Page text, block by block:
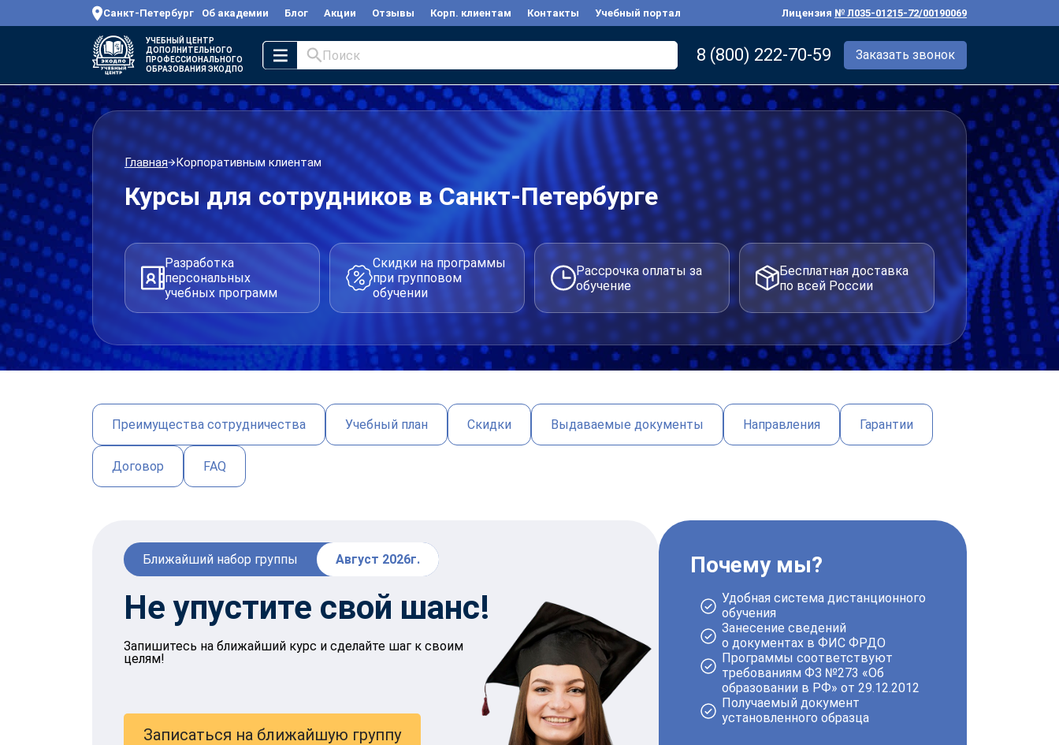
Санкт-Петербург Об академии Блог Акции Отзывы Корп. клиентам Контакты Учебный портал Лицензия № Л035-01215-72/00190069
УЧЕБНЫЙ ЦЕНТР
ДОПОЛНИТЕЛЬНОГО
ПРОФЕССИОНАЛЬНОГО
ОБРАЗОВАНИЯ ЭКОДПО
Поиск 8 (800) 222-70-59 Заказать звонок
Главная Корпоративным клиентам
Курсы для сотрудников в Санкт-Петербурге
Разработка
персональных
учебных программ
Скидки на программы
при групповом
обучении
Рассрочка оплаты за
обучение
Бесплатная доставка
по всей России
Преимущества сотрудничества Учебный план Скидки Выдаваемые документы Направления Гарантии
Договор FAQ
Ближайший набор группы Август 2026г.
Не упустите свой шанс!
Запишитесь на ближайший курс и сделайте шаг к своим
целям!
Записаться на ближайшую группу
Почему мы?
Удобная система дистанционного
обучения
Занесение сведений
о документах вФИС ФРДО
Программысоответствуют
требованиям ФЗ №273 «Об
образовании в РФ» от 29.12.2012
Получаемый документ
установленного образца